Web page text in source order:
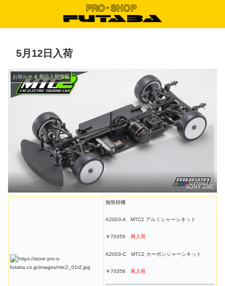
5月12日入荷
お知らせ & 商品入荷情報
SONY DSC
無限精機
A2003-A MTC2 アルミシャーシキット
￥70356 再入荷
A2003-C MTC2 カーボンシャーシキット
￥70356 再入荷